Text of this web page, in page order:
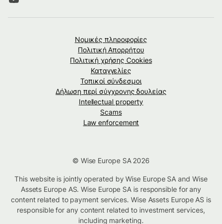
Νομικές πληροφορίες
Πολιτική Απορρήτου
Πολιτική χρήσης Cookies
Καταγγελίες
Τοπικοί σύνδεσμοι
Δήλωση περί σύγχρονης δουλείας
Intellectual property
Scams
Law enforcement
© Wise Europe SA 2026
This website is jointly operated by Wise Europe SA and Wise
Assets Europe AS. Wise Europe SA is responsible for any
content related to payment services. Wise Assets Europe AS is
responsible for any content related to investment services,
including marketing.